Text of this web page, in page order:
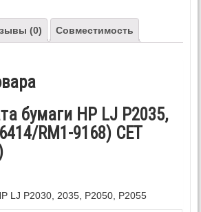
(0) Совместимость
бумаги HP LJ P2035,
RM1-9168) CET
LJ P2030, 2035, P2050, P2055